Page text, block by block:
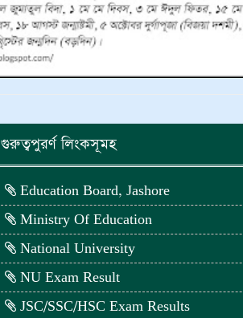
গুরুত্বপুরর্ণ লিংকসূমহ
Education Board, Jashore
Ministry Of Education
National University
NU Exam Result
JSC/SSC/HSC Exam Results